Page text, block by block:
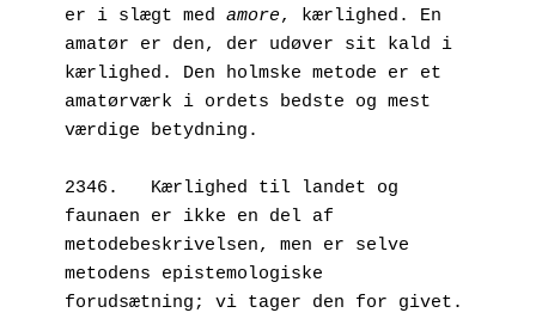
er i slægt med amore, kærlighed. En
amatør er den, der udøver sit kald i
kærlighed. Den holmske metode er et
amatørværk i ordets bedste og mest
værdige betydning.
2346.   Kærlighed til landet og
faunaen er ikke en del af
metodebeskrivelsen, men er selve
metodens epistemologiske
forudsætning; vi tager den for givet.